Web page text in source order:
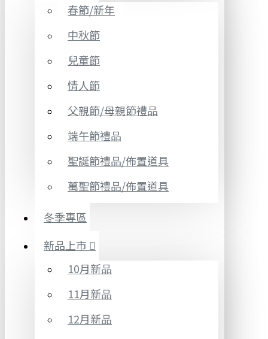
春節/新年
中秋節
兒童節
情人節
父親節/母親節禮品
端午節禮品
聖誕節禮品/佈置道具
萬聖節禮品/佈置道具
冬季專區
新品上市
10月新品
11月新品
12月新品